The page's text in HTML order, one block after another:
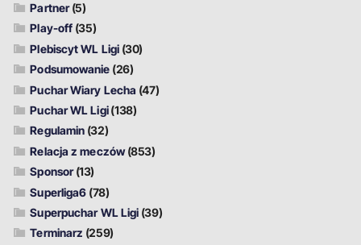
Partner(5)
Play-off (35)
Plebiscyt WL Ligi (30)
Podsumowanie (26)
Puchar Wiary Lecha (47)
Puchar WL Ligi(138)
Regulamin (32)
Relacja z meczów(853)
Sponsor(13)
Superliga6 (78)
Superpuchar WL Ligi (39)
Terminarz (259)